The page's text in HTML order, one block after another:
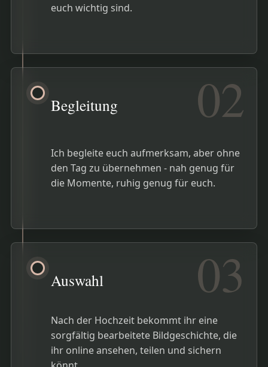
euch wichtig sind.
02
Begleitung
Ich begleite euch aufmerksam, aber ohne
den Tag zu übernehmen - nah genug für
die Momente, ruhig genug für euch.
03
Auswahl
Nach der Hochzeit bekommt ihr eine
sorgfältig bearbeitete Bildgeschichte, die
ihr online ansehen, teilen und sichern